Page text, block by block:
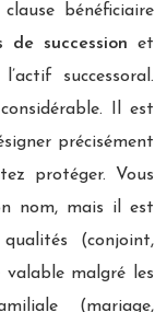
bénéficiaire
de succession et
successoral.
Il est
précisément
protéger. Vous
nom, mais il est
(conjoint,
malgré les
(mariage,